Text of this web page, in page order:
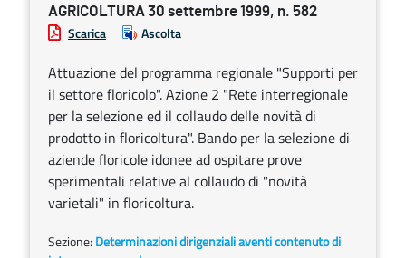
AGRICOLTURA 30 settembre 1999, n. 582
Scarica Ascolta
Attuazione del programma regionale "Supporti per
il settore floricolo". Azione 2 "Rete interregionale
per la selezione ed il collaudo delle novità di
prodotto in floricoltura". Bando per la selezione di
aziende floricole idonee ad ospitare prove
sperimentali relative al collaudo di "novità
varietali" in floricoltura.
Sezione: Determinazioni dirigenziali aventi contenuto di